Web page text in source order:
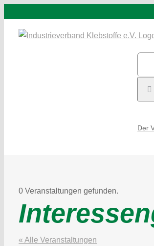
springen
Der
0 Veranstaltungen gefunden.
« Alle Veranstaltungen